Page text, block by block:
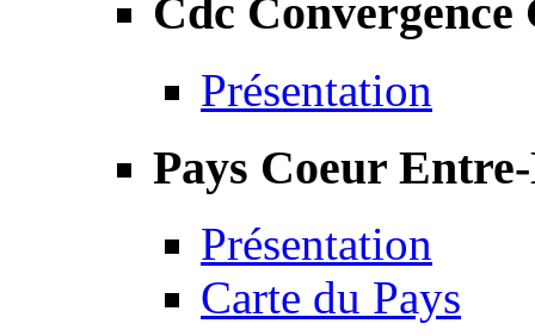
Cdc Convergence
Présentation
Pays Coeur
Présentation
Carte du Pays